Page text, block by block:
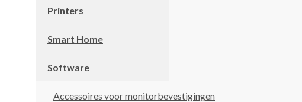
Printers
Smart Home
Software
Accessoires voor monitorbevestigingen